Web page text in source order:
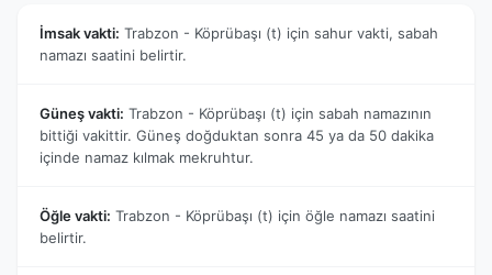
İmsak vakti: Trabzon - Köprübaşı (t) için sahur vakti, sabah
namazı saatini belirtir.
Güneş vakti: Trabzon - Köprübaşı (t) için sabah namazının
bittiği vakittir. Güneş doğduktan sonra 45 ya da 50 dakika
içinde namaz kılmak mekruhtur.
Öğle vakti: Trabzon - Köprübaşı (t) için öğle namazı saatini
belirtir.